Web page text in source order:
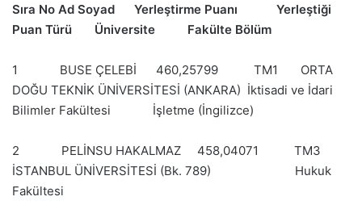
Sıra No Ad Soyad Yerleştirme Puanı Yerleştiği
Puan Türü Üniversite Fakülte Bölüm
1 BUSE ÇELEBİ 460,25799 TM1 ORTA
DOĞU TEKNİK ÜNİVERSİTESİ (ANKARA) İktisadi ve İdari
Bilimler Fakültesi İşletme (İngilizce)
2 PELİNSU HAKALMAZ 458,04071 TM3
İSTANBUL ÜNİVERSİTESİ (Bk. 789) Hukuk
Fakültesi